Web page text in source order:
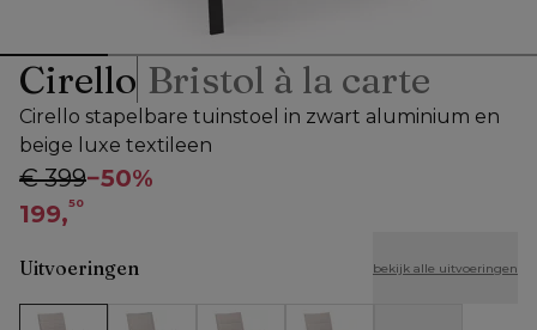
Cirello Bristol à la carte
Cirello stapelbare tuinstoel in zwart aluminium en
beige luxe textileen
€ 399−50%
199,50
Uitvoeringen bekijk alle uitvoeringen